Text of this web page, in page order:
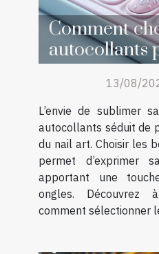
Comment
autocollants
sa manucure
13/08/
L’envie de sublimer
autocollants séduit de
du nail art. Choisir les
permet d’exprimer
apportant une
ongles.
comment sélectionner